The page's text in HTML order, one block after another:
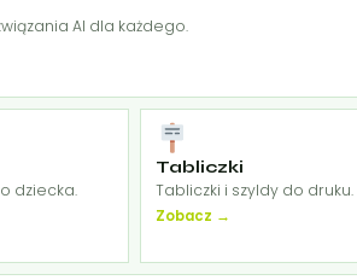
AI dla każdego.
dziecka.
Tabliczki
Tabliczki i szyldy do druku.
Zobacz →